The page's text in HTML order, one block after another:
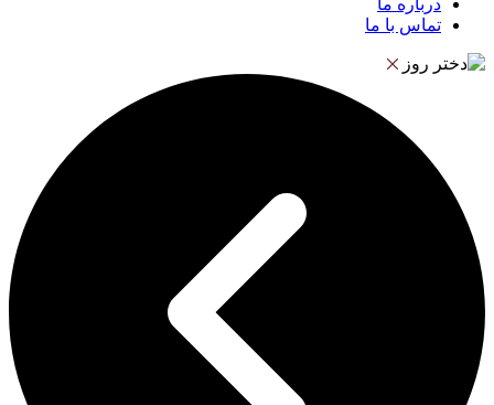
درباره ما
تماس با ما